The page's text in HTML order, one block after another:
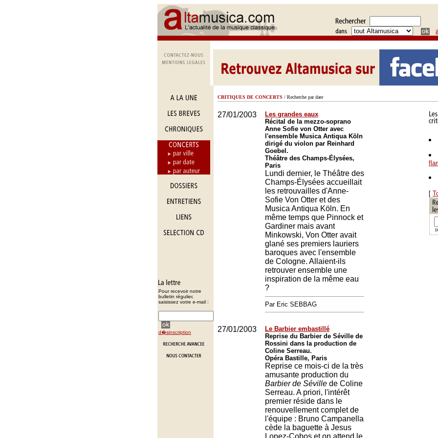
Pour recevoir notre
bulletin régulier,
saisissez votre e-mail :
d�sinscription
CRITIQUES DE CONCERTS / Recherche par date
27/01/2003
Les grandes eaux
Récital de la mezzo-soprano
Anne Sofie von Otter avec
l'ensemble Musica Antiqua Köln
dirigé du violon par Reinhard
Goebel.
Théâtre des Champs-Élysées,
Paris
Lundi dernier, le Théâtre des
Champs-Élysées accueillait
les retrouvailles d'Anne-
Sofie Von Otter et des
Musica Antiqua Köln. En
même temps que Pinnock et
Gardiner mais avant
Minkowski, Von Otter avait
glané ses premiers lauriers
baroques avec l'ensemble
de Cologne. Allaient-ils
retrouver ensemble une
inspiration de la même eau
?
Par Eric SEBBAG
27/01/2003
Le Barbier embastillé
Reprise du Barbier de Séville de
Rossini dans la production de
Coline Serreau.
Opéra Bastille, Paris
Reprise ce mois-ci de la très
amusante production du
Barbier de Séville de Coline
Serreau. A priori, l'intérêt
premier réside dans le
renouvellement complet de
l'équipe : Bruno Campanella
cède la baguette à Jesus
Lopez-Cobos et on attend le
[